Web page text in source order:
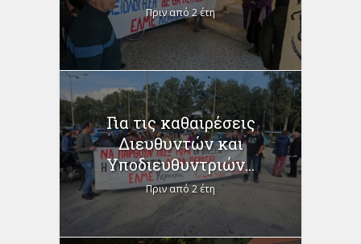
Πριν από 2 έτη
Για τις καθαιρέσεις
Διευθυντών και
Υποδιευθυντριών...
Πριν από 2 έτη